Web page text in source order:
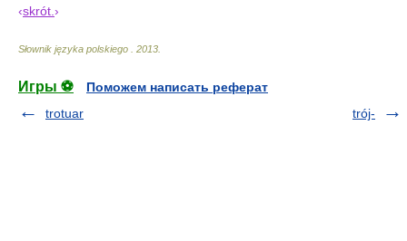
‹skrót. ›
Słownik języka polskiego 2013
Игры ⚽
Поможем написать реферат
trotuar
trój-